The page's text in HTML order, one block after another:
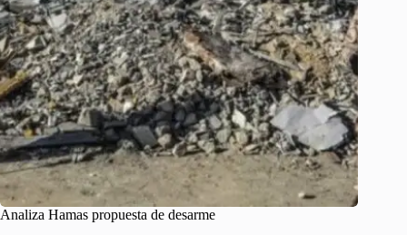
Analiza Hamas propuesta de desarme